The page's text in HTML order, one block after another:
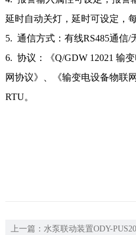
延时自动关灯，延时可设定，
5. 通信方式：有线RS485通信/
6. 协议：《Q/GDW 12021 输
网协议》、《输变电设备物联
RTU。
上一篇： 水泵联动装置ODY-